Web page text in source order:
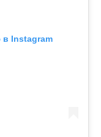
в Instagram